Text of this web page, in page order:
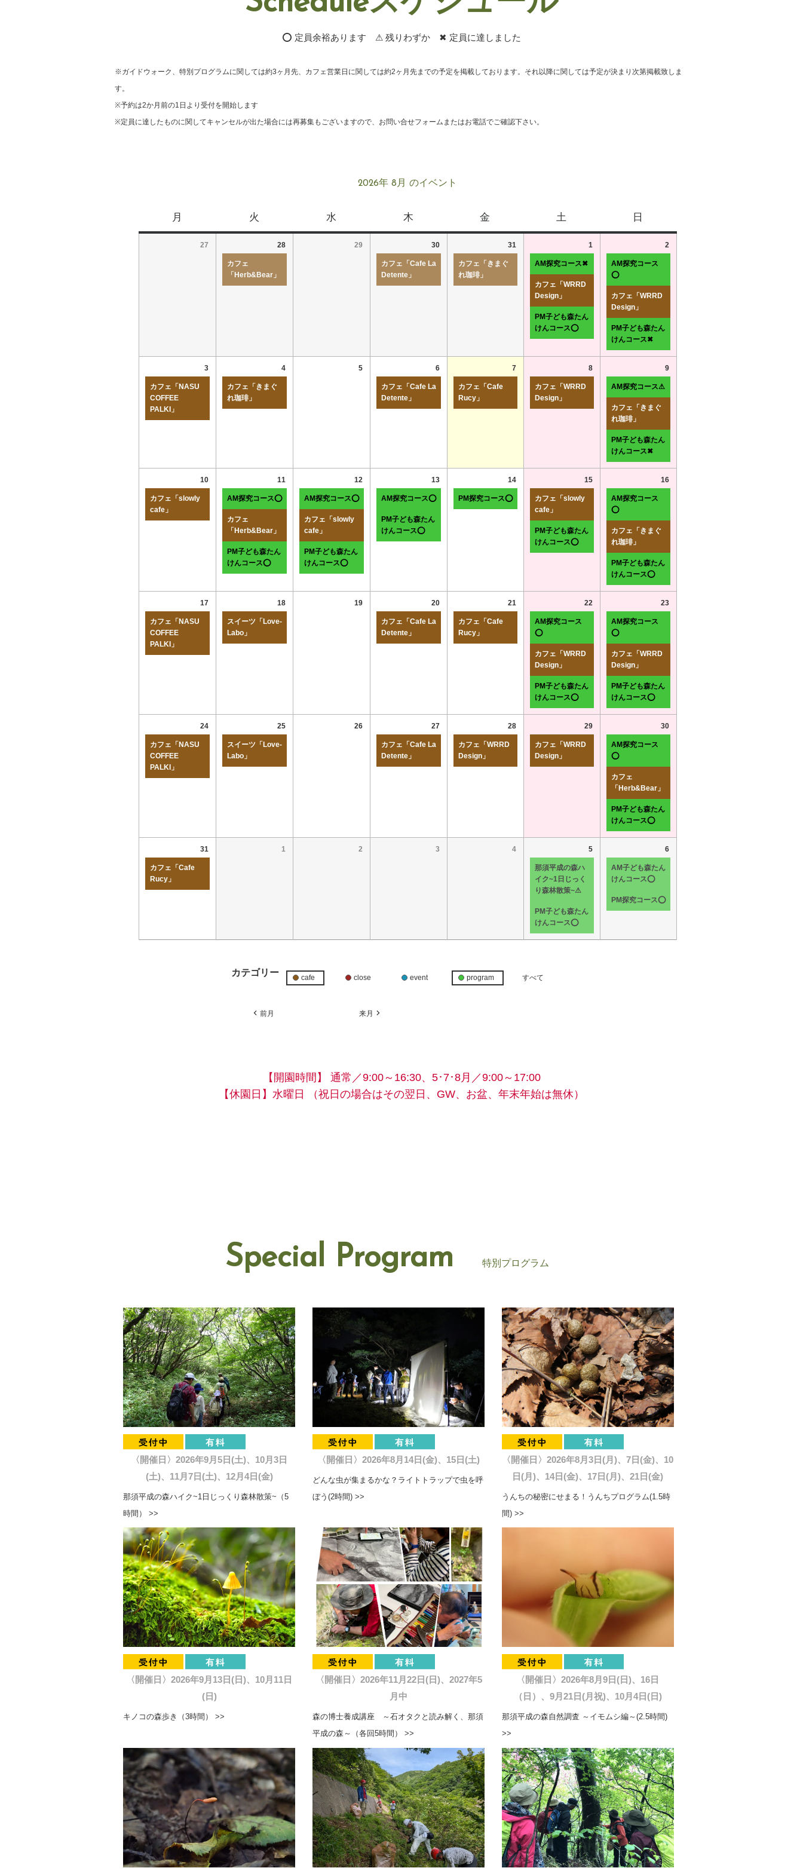
⭕ 定員余裕あります ⚠ 残りわずか ✖ 定員に達しました
※ガイドウォーク、特別プログラムに関しては約3ヶ月先、カフェ営業日に関しては約2ヶ月先までの予定を掲載しております。それ以降に関しては予定が決まり次第掲載致しま
す。
※予約は2か月前の1日より受付を開始します
※定員に達したものに関してキャンセルが出た場合には再募集もございますので、お問い合せフォームまたはお電話でご確認下さい。
2026年 8月 のイベント
月 火 水 木 金 土 日
27 28
カフェ
「Herb&Bear」
29 30
カフェ「Cafe La
Detente」
31
カフェ「きまぐ
れ珈琲」
1
AM探究コース✖
カフェ「WRRD
Design」
PM子ども森たん
けんコース⭕
2
AM探究コース
⭕
カフェ「WRRD
Design」
PM子ども森たん
けんコース✖
3
カフェ「NASU
COFFEE
PALKI」
4
カフェ「きまぐ
れ珈琲」
5 6
カフェ「Cafe La
Detente」
7
カフェ「Cafe
Rucy」
8
カフェ「WRRD
Design」
9
AM探究コース⚠
カフェ「きまぐ
れ珈琲」
PM子ども森たん
けんコース✖
10
カフェ「slowly
cafe」
11
AM探究コース⭕
カフェ
「Herb&Bear」
PM子ども森たん
けんコース⭕
12
AM探究コース⭕
カフェ「slowly
cafe」
PM子ども森たん
けんコース⭕
13
AM探究コース⭕
PM子ども森たん
けんコース⭕
14
PM探究コース⭕
15
カフェ「slowly
cafe」
PM子ども森たん
けんコース⭕
16
AM探究コース
⭕
カフェ「きまぐ
れ珈琲」
PM子ども森たん
けんコース⭕
17
カフェ「NASU
COFFEE
PALKI」
18
スイーツ「Love-
Labo」
19 20
カフェ「Cafe La
Detente」
21
カフェ「Cafe
Rucy」
22
AM探究コース
⭕
カフェ「WRRD
Design」
PM子ども森たん
けんコース⭕
23
AM探究コース
⭕
カフェ「WRRD
Design」
PM子ども森たん
けんコース⭕
24
カフェ「NASU
COFFEE
PALKI」
25
スイーツ「Love-
Labo」
26 27
カフェ「Cafe La
Detente」
28
カフェ「WRRD
Design」
29
カフェ「WRRD
Design」
30
AM探究コース
⭕
カフェ
「Herb&Bear」
PM子ども森たん
けんコース⭕
31
カフェ「Cafe
Rucy」
1 2 3 4 5
那須平成の森ハ
イク~1日じっく
り森林散策~⚠
PM子ども森たん
けんコース⭕
6
AM子ども森たん
けんコース⭕
PM探究コース⭕
カテゴリー cafe close event program すべて
前月 来月
【開園時間】
通常／9:00～16:30、5･7･8月／9:00～17:00
【休園日】水曜日
（祝日の場合はその翌日、GW、お盆、年末年始は無休）
Special Program 特別プログラム
〈開催日〉2026年9月5日(土)、10月3日
(土)、11月7日(土)、12月4日(金)
那須平成の森ハイク~1日じっくり森林散策~（5
時間） >>
〈開催日〉2026年8月14日(金)、15日(土)
どんな虫が集まるかな？ライトトラップで虫を呼
ぼう(2時間) >>
〈開催日〉2026年8月3日(月)、7日(金)、10
日(月)、14日(金)、17日(月)、21日(金)
うんちの秘密にせまる！うんちプログラム(1.5時
間) >>
〈開催日〉2026年9月13日(日)、10月11日
(日)
キノコの森歩き（3時間） >>
〈開催日〉2026年11月22日(日)、2027年5
月中
森の博士養成講座 ～石オタクと読み解く、那須
平成の森～（各回5時間） >>
〈開催日〉2026年8月9日(日)、16日
（日）、9月21日(月祝)、10月4日(日)
那須平成の森自然調査 ～イモムシ編～(2.5時間)
>>